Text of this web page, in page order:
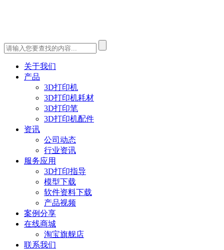
关于我们
产品
3D打印机
3D打印机耗材
3D打印笔
3D打印机配件
资讯
公司动态
行业资讯
服务应用
3D打印指导
模型下载
软件资料下载
产品视频
案例分享
在线商城
淘宝旗舰店
联系我们